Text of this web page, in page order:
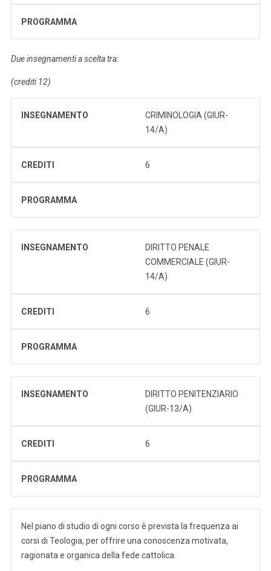
PROGRAMMA
Due insegnamenti a scelta tra:
(crediti 12)
INSEGNAMENTO
CRIMINOLOGIA (GIUR-
14/A)
CREDITI 6
PROGRAMMA
INSEGNAMENTO
DIRITTO PENALE
COMMERCIALE (GIUR-
14/A)
CREDITI 6
PROGRAMMA
INSEGNAMENTO
DIRITTO PENITENZIARIO
(GIUR-13/A)
CREDITI 6
PROGRAMMA
Nel piano di studio di ogni corso è prevista la frequenza ai
corsi di Teologia, per offrire una conoscenza motivata,
ragionata e organica della fede cattolica.